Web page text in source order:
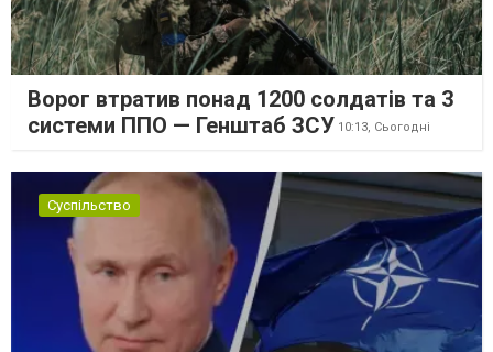
Ворог втратив понад 1200 солдатів та 3
системи ППО — Генштаб ЗСУ 10:13, Сьогодні
Суспільство